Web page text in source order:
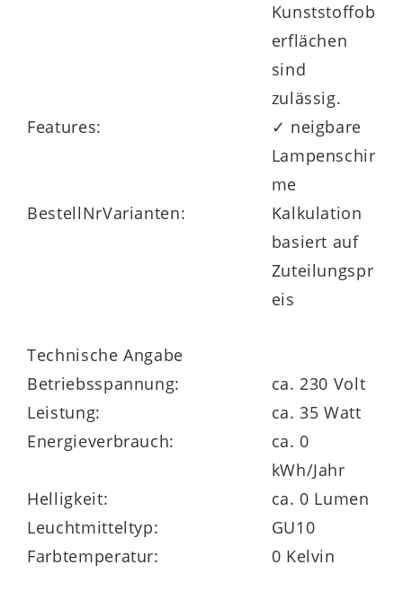
Kunststoffob
erflächen
sind
zulässig.
Features:
✓ neigbare
Lampenschir
me
BestellNrVarianten:
Kalkulation
basiert auf
Zuteilungspr
eis
Technische Angabe
Betriebsspannung:
ca. 230 Volt
Leistung:
ca. 35 Watt
Energieverbrauch:
ca. 0
kWh/Jahr
Helligkeit:
ca. 0 Lumen
Leuchtmitteltyp:
GU10
Farbtemperatur:
0 Kelvin